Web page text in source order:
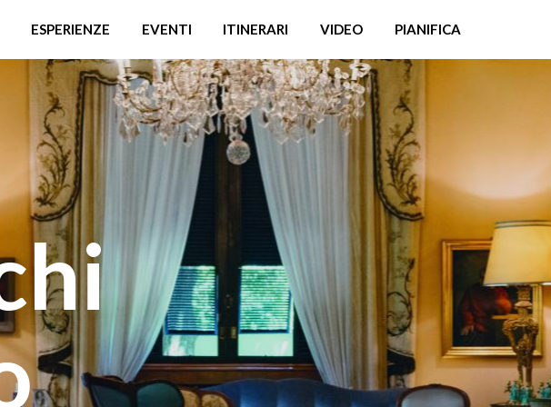
ESPERIENZE EVENTI ITINERARI VIDEO PIANIFICA